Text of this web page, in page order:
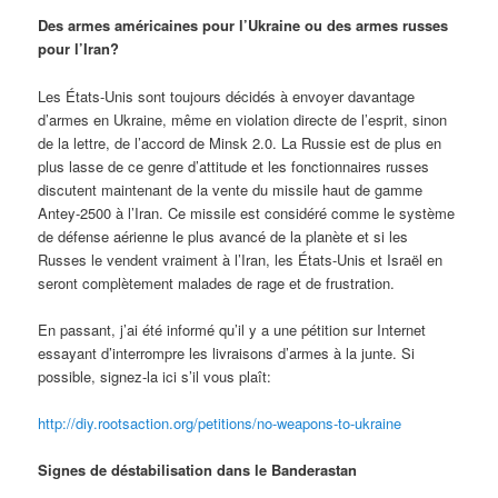
Des armes américaines pour l’Ukraine ou des armes russes
pour l’Iran?
Les États-Unis sont toujours décidés à envoyer davantage
d’armes en Ukraine, même en violation directe de l’esprit, sinon
de la lettre, de l’accord de Minsk 2.0. La Russie est de plus en
plus lasse de ce genre d’attitude et les fonctionnaires russes
discutent maintenant de la vente du missile haut de gamme
Antey-2500 à l’Iran. Ce missile est considéré comme le système
de défense aérienne le plus avancé de la planète et si les
Russes le vendent vraiment à l’Iran, les États-Unis et Israël en
seront complètement malades de rage et de frustration.
En passant, j’ai été informé qu’il y a une pétition sur Internet
essayant d’interrompre les livraisons d’armes à la junte. Si
possible, signez-la ici s’il vous plaît:
http://diy.rootsaction.org/petitions/no-weapons-to-ukraine
Signes de déstabilisation dans le Banderastan